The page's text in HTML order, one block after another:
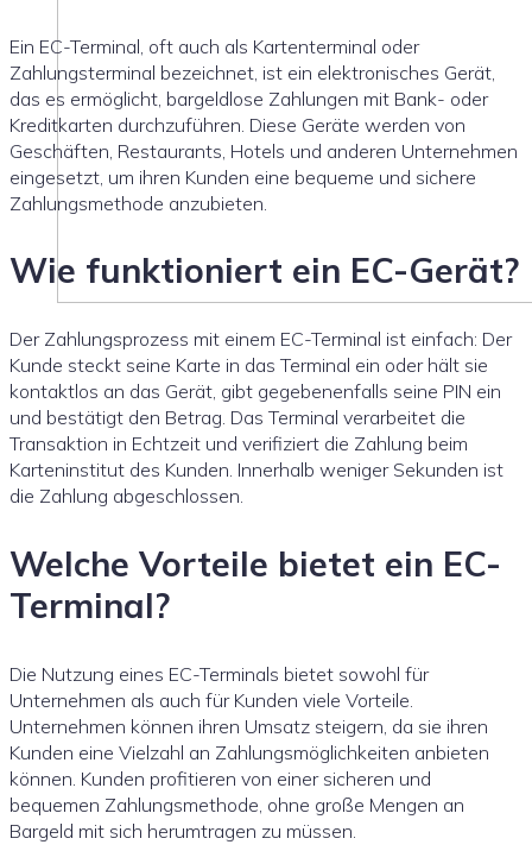
Ein EC-Terminal, oft auch als Kartenterminal oder
Zahlungsterminal bezeichnet, ist ein elektronisches Gerät,
das es ermöglicht, bargeldlose Zahlungen mit Bank- oder
Kreditkarten durchzuführen. Diese Geräte werden von
Geschäften, Restaurants, Hotels und anderen Unternehmen
eingesetzt, um ihren Kunden eine bequeme und sichere
Zahlungsmethode anzubieten.
Wie funktioniert ein EC-Gerät?
Der Zahlungsprozess mit einem EC-Terminal ist einfach: Der
Kunde steckt seine Karte in das Terminal ein oder hält sie
kontaktlos an das Gerät, gibt gegebenenfalls seine PIN ein
und bestätigt den Betrag. Das Terminal verarbeitet die
Transaktion in Echtzeit und verifiziert die Zahlung beim
Karteninstitut des Kunden. Innerhalb weniger Sekunden ist
die Zahlung abgeschlossen.
Welche Vorteile bietet ein EC-
Terminal?
Die Nutzung eines EC-Terminals bietet sowohl für
Unternehmen als auch für Kunden viele Vorteile.
Unternehmen können ihren Umsatz steigern, da sie ihren
Kunden eine Vielzahl an Zahlungsmöglichkeiten anbieten
können. Kunden profitieren von einer sicheren und
bequemen Zahlungsmethode, ohne große Mengen an
Bargeld mit sich herumtragen zu müssen.